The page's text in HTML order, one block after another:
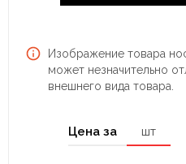
Изображение товара
может незначительно
внешнего вида товара.
Цена за шт